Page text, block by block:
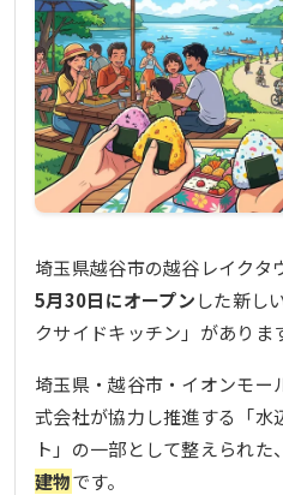
日本食・和食文化
手軽さと健康志向
地域の米・具材を
ネット上で高まる期待
こしがやレイクサイ
本情報
施設の概要
活用シーン
まとめ：水辺で味わ
彩るこしがやレイクサイ
埼玉県越谷市の越谷レイクタ
5月30日にオープンした新し
クサイドキッチン」がありま
埼玉県・越谷市・イオンモー
式会社が協力し推進する「水
ト」の一部として整えられた、
建物です。